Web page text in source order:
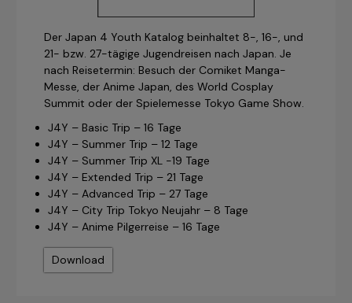
Der Japan 4 Youth Katalog beinhaltet 8-, 16-, und
21- bzw. 27-tägige Jugendreisen nach Japan. Je
nach Reisetermin: Besuch der Comiket Manga-
Messe, der Anime Japan, des World Cosplay
Summit oder der Spielemesse Tokyo Game Show.
J4Y – Basic Trip – 16 Tage
J4Y – Summer Trip – 12 Tage
J4Y – Summer Trip XL -19 Tage
J4Y – Extended Trip – 21 Tage
J4Y – Advanced Trip – 27 Tage
J4Y – City Trip Tokyo Neujahr – 8 Tage
J4Y – Anime Pilgerreise – 16 Tage
Download